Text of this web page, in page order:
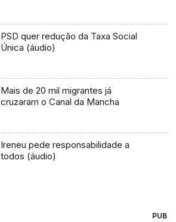
PSD quer redução da Taxa Social
Única (áudio)
Mais de 20 mil migrantes já
cruzaram o Canal da Mancha
Ireneu pede responsabilidade a
todos (áudio)
PUB